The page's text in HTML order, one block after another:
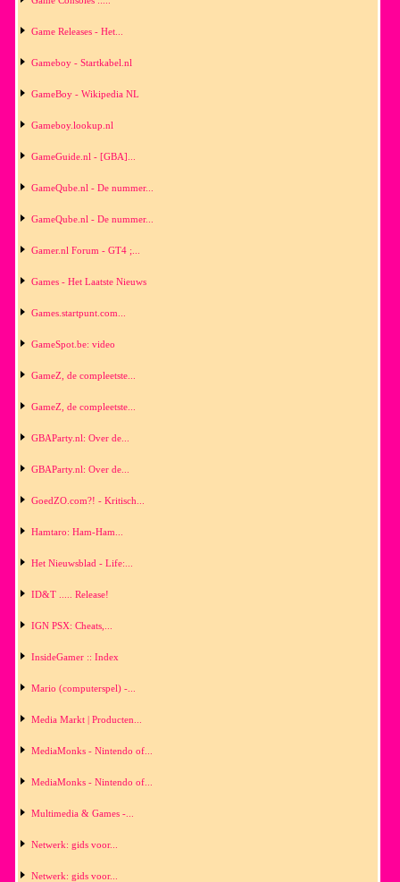
Game Releases - Het...
Gameboy - Startkabel.nl
GameBoy - Wikipedia NL
Gameboy.lookup.nl
GameGuide.nl - [GBA]...
GameQube.nl - De nummer...
GameQube.nl - De nummer...
Gamer.nl Forum - GT4 ;...
Games - Het Laatste Nieuws
Games.startpunt.com...
GameSpot.be: video
GameZ, de compleetste...
GameZ, de compleetste...
GBAParty.nl: Over de...
GBAParty.nl: Over de...
GoedZO.com?! - Kritisch...
Hamtaro: Ham-Ham...
Het Nieuwsblad - Life:...
ID&T ..... Release!
IGN PSX: Cheats,...
InsideGamer :: Index
Mario (computerspel) -...
Media Markt | Producten...
MediaMonks - Nintendo of...
MediaMonks - Nintendo of...
Multimedia & Games -...
Netwerk: gids voor...
Netwerk: gids voor...